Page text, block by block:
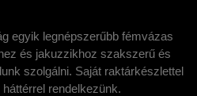
egyik legnépszerűbb fémvázas
és jakuzzikhoz szakszerű és
szolgálni. Saját raktárkészlettel
rendelkezünk.